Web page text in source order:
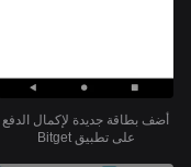
أضف بطاقة جديدة لإكمال الدفع
على تطبيق Bitget